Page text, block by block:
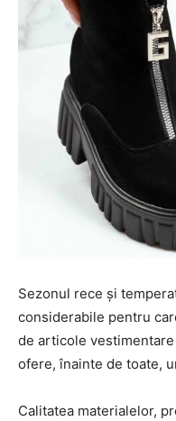
Sezonul rece și
considerabile pentru
de articole
ofere, înainte de toate,
Calitatea materialelor,